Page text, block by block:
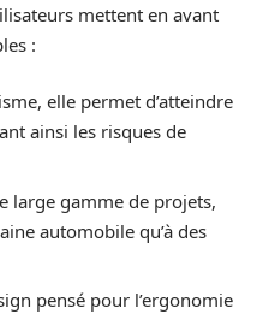
mettent en avant
:
elle permet d’atteindre
ainsi les risques de
large gamme de projets,
automobile qu’à des
pensé pour l’ergonomie